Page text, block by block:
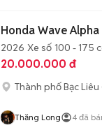
Honda Wave
2026 Xe số 100 - 175
20.000.000 đ
Thành phố Bạc Liêu
Thăng Long 4 đã